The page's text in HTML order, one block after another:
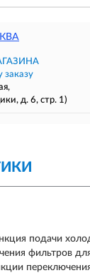
заказу
д. 6, стр. 1)
подачи
фильтров